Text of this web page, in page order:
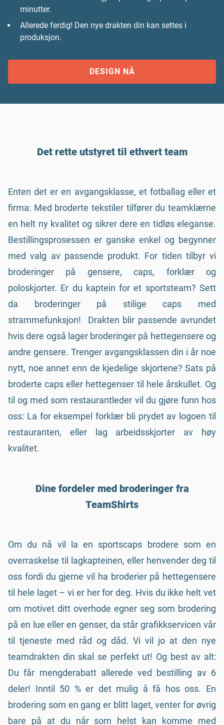
minutter.
Allerede ferdig! Den nye drakten din kan settes i
produksjon.
DESIGN NÅ
Det rette utstyret til ethvert team
Enten det er en avgangsklasse, et fotballag eller et
firma: Med broderte tekstiler tilfører du teamklærne
en helt ny kvalitet og sikrer dere en tidløs eleganse.
Bestillingsprosessen er ganske enkel og begynner
med valg av passende produkt. For tiden tilbyr vi
broderinger på gensere, caps, forklær og
poloskjorter. Er du kaptein for et sportsteam? Sett
da broderinger på stilige caps med
strammefunksjon! Drakten blir passende avrundet
hvis dere også lager broderinger på hettegensere og
andre gensere. Trenger avgangsklassen din i år noe
nytt, noe annet enn de kjedelige skjortene? Sats på
broderte caps eller hettegenser til hele årskullet. Og
til og med som restaurantleder vil du gjøre funn hos
oss: La for eksempel forklær bli prydet av logoen til
restauranten, eller lag arbeidsskjorter av høy
kvalitet.
Dine fordeler med broderinger fra
TeamShirts
Om du nå vil la en sportscaps brodere som en
overraskelse til lagkapteinen, eller henvender deg til
oss fordi du gjerne vil ha broderier på hettegensere
til hele laget – vi er her for deg. Hvis du ikke helt vet
om motivet ditt overhode egner seg som brodering
på en lue eller en genser, da står grafikkservicen vår
til tjeneste med råd og dåd. Vi vil jo at den nye
teamdrakten din skal se perfekt ut! Og best av alt:
Du får mengderabatt allerede ved bestilling av 6
deler! Inntil 50 % er det mulig å få hos oss. En
brodering som en gang er blitt laget, venter for øvrig
bare på at du når som helst kan komme med